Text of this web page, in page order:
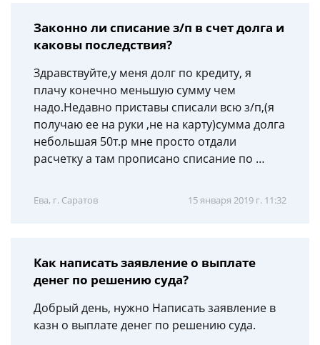
Законно ли списание з/п в счет долга и
каковы последствия?
Здравствуйте,у меня долг по кредиту, я
плачу конечно меньшую сумму чем
надо.Недавно приставы списали всю з/п,(я
получаю ее на руки ,не на карту)сумма долга
небольшая 50т.р мне просто отдали
расчетку а там прописано списание по …
Ева, г. Саратов 15 января 2019 г. 11:32
Как написать заявление о выплате
денег по решению суда?
Добрый день, нужно Написать заявление в
казн о выплате денег по решению суда.